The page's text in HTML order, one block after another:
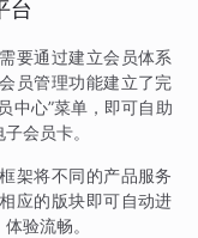
台
要通过建立会员体系
员管理功能建立了完
中心”菜单，即可自助
会员卡。
架将不同的产品服务
应的版块即可自动进
验流畅。